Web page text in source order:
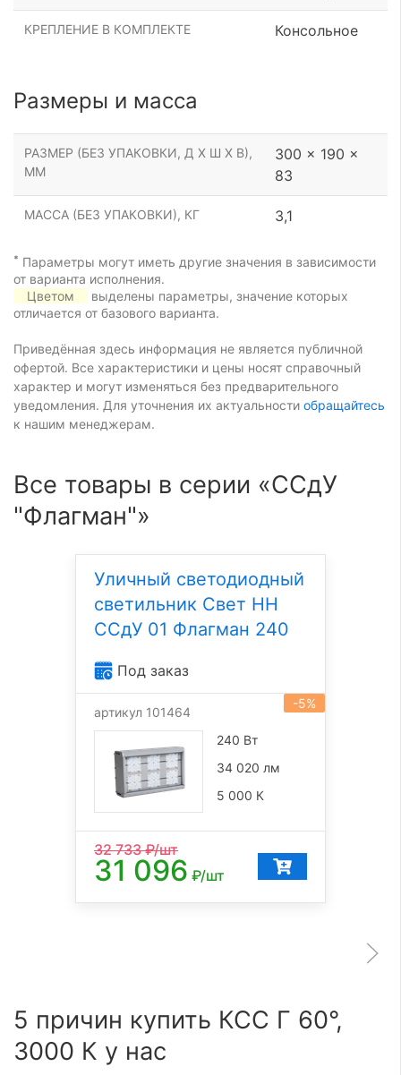
КРЕПЛЕНИЕ В КОМПЛЕКТЕ Консольное
Размеры и масса
РАЗМЕР (БЕЗ УПАКОВКИ, Д Х Ш Х В),
ММ
300 x 190 x
83
МАССА (БЕЗ УПАКОВКИ), КГ 3,1
* Параметры могут иметь другие значения в зависимости
от варианта исполнения.
Цветом
выделены параметры, значение которых
отличается от базового варианта.
Приведённая здесь информация не является публичной
офертой. Все характеристики и цены носят справочный
характер и могут изменяться без предварительного
уведомления. Для уточнения их актуальности обращайтесь
к нашим менеджерам.
Все товары в серии «ССдУ
"Флагман"»
Уличный светодиодный
светильник Свет НН
ССдУ 01 Флагман 240
Под заказ
-5%
артикул 101464
240 Вт
34 020 лм
5 000 К
32 733₽/шт
31 096 ₽/шт
5 причин купить КСС Г 60°,
3000 К у нас